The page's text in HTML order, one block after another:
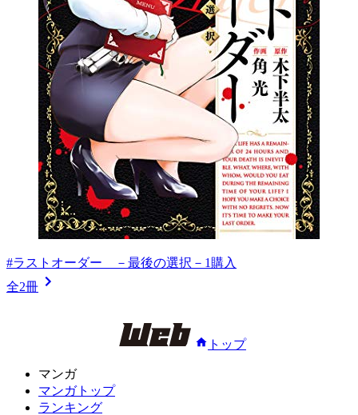
#ラストオーダー －最後の選択－1 購入
全2冊
トップ
マンガ
マンガトップ
ランキング